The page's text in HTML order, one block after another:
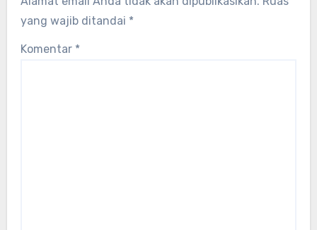
yang wajib ditandai *
Komentar *